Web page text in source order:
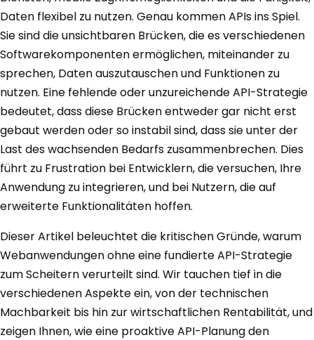
Daten flexibel zu nutzen. Genau kommen APIs ins Spiel.
Sie sind die unsichtbaren Brücken, die es verschiedenen
Softwarekomponenten ermöglichen, miteinander zu
sprechen, Daten auszutauschen und Funktionen zu
nutzen. Eine fehlende oder unzureichende API-Strategie
bedeutet, dass diese Brücken entweder gar nicht erst
gebaut werden oder so instabil sind, dass sie unter der
Last des wachsenden Bedarfs zusammenbrechen. Dies
führt zu Frustration bei Entwicklern, die versuchen, Ihre
Anwendung zu integrieren, und bei Nutzern, die auf
erweiterte Funktionalitäten hoffen.
Dieser Artikel beleuchtet die kritischen Gründe, warum
Webanwendungen ohne eine fundierte API-Strategie
zum Scheitern verurteilt sind. Wir tauchen tief in die
verschiedenen Aspekte ein, von der technischen
Machbarkeit bis hin zur wirtschaftlichen Rentabilität, und
zeigen Ihnen, wie eine proaktive API-Planung den